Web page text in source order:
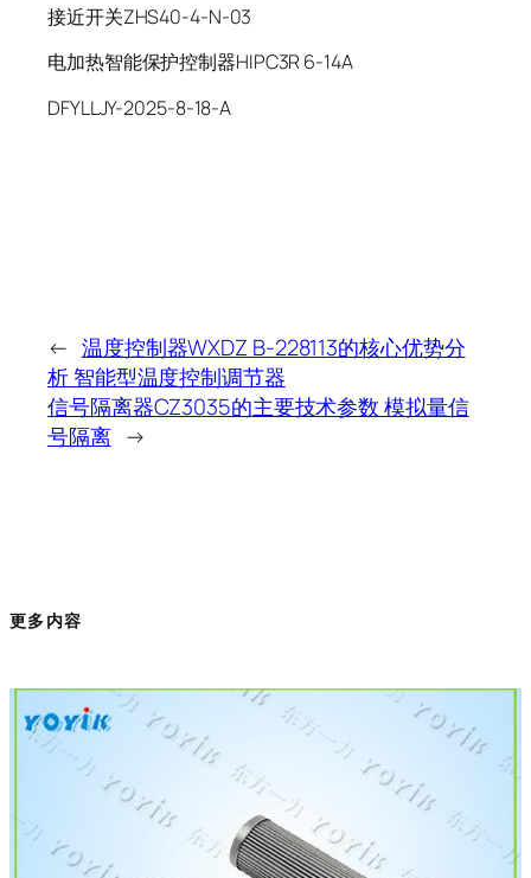
接近开关ZHS40-4-N-03
电加热智能保护控制器HIPC3R 6-14A
DFYLLJY-2025-8-18-A
← 温度控制器WXDZ B-228113的核心优势分
析 智能型温度控制调节器
信号隔离器CZ3035的主要技术参数 模拟量信
号隔离 →
更多内容